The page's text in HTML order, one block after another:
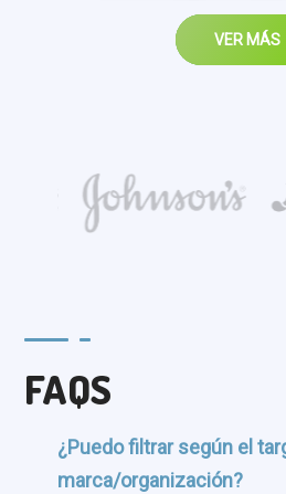
VER MÁS
FAQS
¿Puedo filtrar según el
marca/organización?